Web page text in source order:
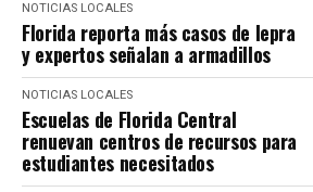
NOTICIAS LOCALES
Florida reporta más casos de lepra
y expertos señalan a armadillos
NOTICIAS LOCALES
Escuelas de Florida Central
renuevan centros de recursos para
estudiantes necesitados